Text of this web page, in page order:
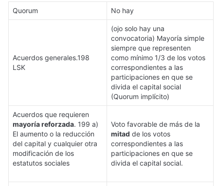
Quorum No hay
Acuerdos generales.198
LSK
(ojo solo hay una
convocatoria) Mayoría simple
siempre que representen
como mínimo 1/3 de los votos
correspondientes a las
participaciones en que se
divida el capital social
(Quorum implícito)
mayoría reforzada. 199 a)
El aumento o la reducción
del capital y cualquier otra
modificación de los
estatutos sociales
mitad de los votos
correspondientes a las
participaciones en que se
divida el capital social.